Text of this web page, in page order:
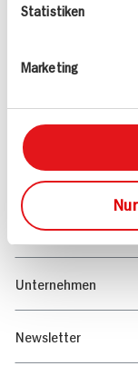
Statistiken
Marketing
Rezepte
Sortiment
Marktfinder
Unser Magazin
Verantwortung &
Unternehmen
Newsletter